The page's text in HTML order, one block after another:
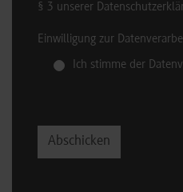
§ 3 unserer
Einwilligung zur
Ich stimme der